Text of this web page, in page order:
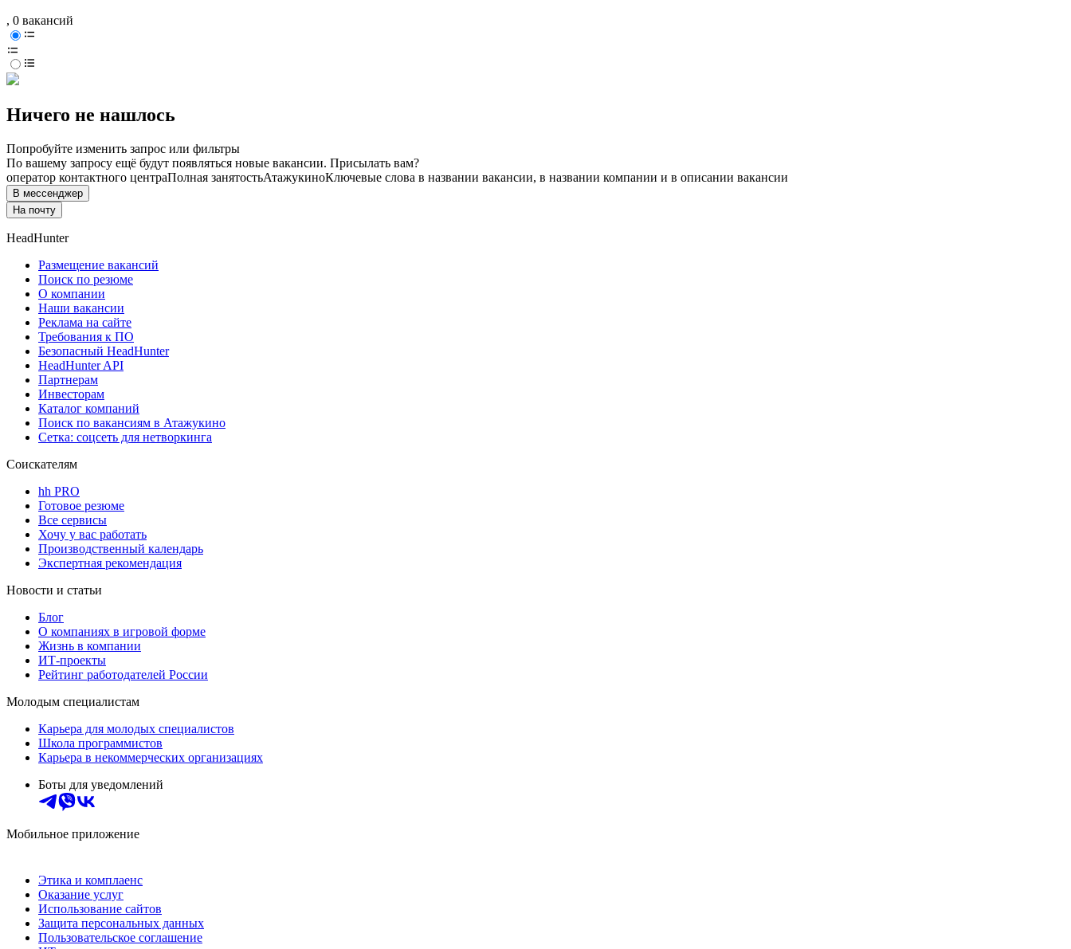
, 0 вакансий
Ничего не нашлось
Попробуйте изменить запрос или фильтры
По вашему запросу ещё будут появляться новые вакансии. Присылать вам?
оператор контактного центраПолная занятостьАтажукиноКлючевые слова в названии вакансии, в названии компании и в описании вакансии
В мессенджер
На почту
HeadHunter
Размещение вакансий
Поиск по резюме
О компании
Наши вакансии
Реклама на сайте
Требования к ПО
Безопасный HeadHunter
HeadHunter API
Партнерам
Инвесторам
Каталог компаний
Поиск по вакансиям в Атажукино
Сетка: соцсеть для нетворкинга
Соискателям
hh PRO
Готовое резюме
Все сервисы
Хочу у вас работать
Производственный календарь
Экспертная рекомендация
Новости и статьи
Блог
О компаниях в игровой форме
Жизнь в компании
ИТ-проекты
Рейтинг работодателей России
Молодым специалистам
Карьера для молодых специалистов
Школа программистов
Карьера в некоммерческих организациях
Боты для уведомлений
Мобильное приложение
Этика и комплаенс
Оказание услуг
Использование сайтов
Защита персональных данных
Пользовательское соглашение